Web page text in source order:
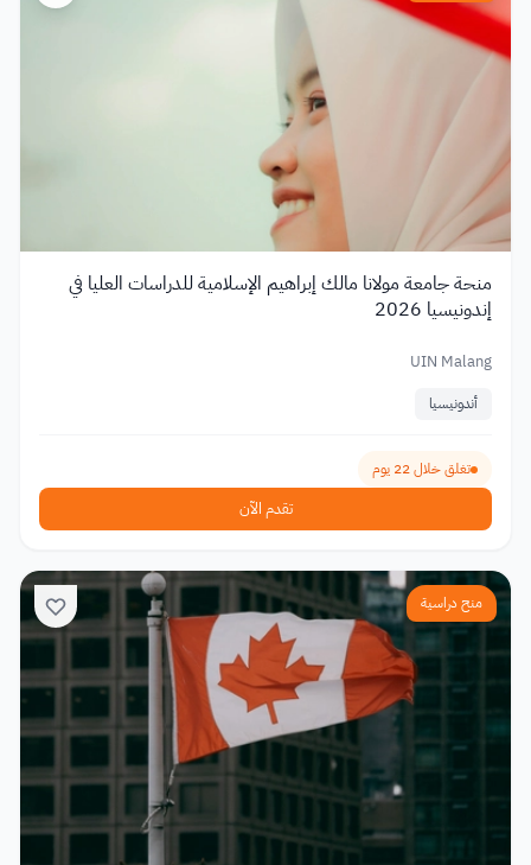
منحة جامعة مولانا مالك إبراهيم الإسلامية للدراسات العليا في
إندونيسيا 2026
UIN Malang
أندونيسيا
تغلق خلال 22 يوم
تقدم الآن
منح دراسية